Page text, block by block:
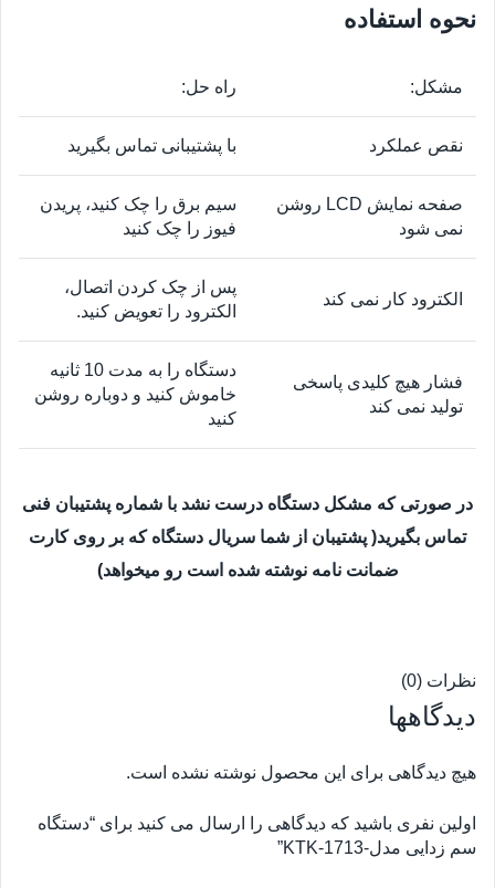
نحوه استفاده
مشکل: راه حل:
نقص عملکرد با پشتیبانی تماس بگیرید
صفحه نمایش LCD روشن
نمی شود
سیم برق را چک کنید، پریدن
فیوز را چک کنید
الکترود کار نمی کند
پس از چک کردن اتصال،
الکترود را تعویض کنید.
فشار هیچ کلیدی پاسخی
تولید نمی کند
دستگاه را به مدت 10 ثانیه
خاموش کنید و دوباره روشن
کنید
در صورتی که مشکل دستگاه درست نشد با شماره پشتیبان فنی
تماس بگیرید( پشتیبان از شما سریال دستگاه که بر روی کارت
ضمانت نامه نوشته شده است رو میخواهد)
نظرات (0)
دیدگاهها
هیچ دیدگاهی برای این محصول نوشته نشده است.
اولین نفری باشید که دیدگاهی را ارسال می کنید برای “دستگاه
سم زدایی مدل-KTK-1713”